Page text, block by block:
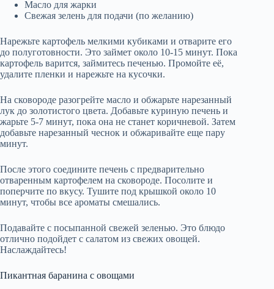
Масло для жарки
Свежая зелень для подачи (по желанию)
Нарежьте картофель мелкими кубиками и отварите его
до полуготовности. Это займет около 10-15 минут. Пока
картофель варится, займитесь печенью. Промойте её,
удалите пленки и нарежьте на кусочки.
На сковороде разогрейте масло и обжарьте нарезанный
лук до золотистого цвета. Добавьте куриную печень и
жарьте 5-7 минут, пока она не станет коричневой. Затем
добавьте нарезанный чеснок и обжаривайте еще пару
минут.
После этого соедините печень с предварительно
отваренным картофелем на сковороде. Посолите и
поперчите по вкусу. Тушите под крышкой около 10
минут, чтобы все ароматы смешались.
Подавайте с посыпанной свежей зеленью. Это блюдо
отлично подойдет с салатом из свежих овощей.
Наслаждайтесь!
Пикантная баранина с овощами